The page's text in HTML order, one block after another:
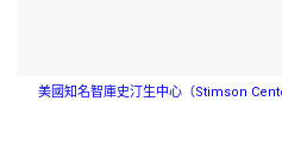
美國知名智庫史汀生中心（Stimson